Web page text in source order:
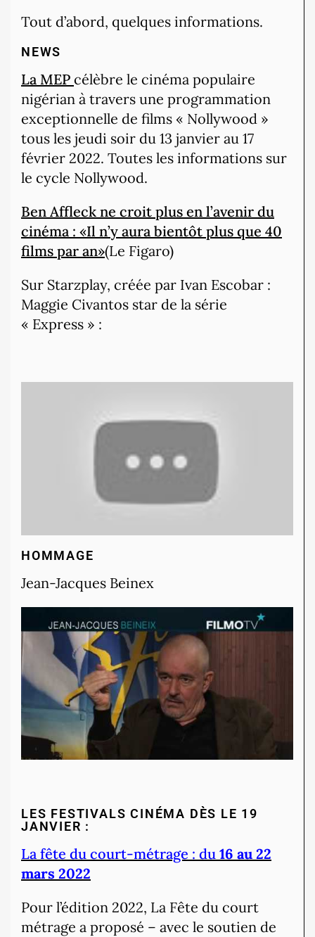
Tout d’abord, quelques informations.
NEWS
La MEP célèbre le cinéma populaire
nigérian à travers une programmation
exceptionnelle de films « Nollywood »
tous les jeudi soir du 13 janvier au 17
février 2022. Toutes les informations sur
le cycle Nollywood.
Ben Affleck ne croit plus en l’avenir du
cinéma : «Il n’y aura bientôt plus que 40
films par an»(Le Figaro)
Sur Starzplay, créée par Ivan Escobar :
Maggie Civantos star de la série
« Express » :
HOMMAGE
Jean-Jacques Beinex
LES FESTIVALS CINÉMA DÈS LE 19
JANVIER :
La fête du court-métrage : du 16 au 22
mars 2022
Pour l’édition 2022, La Fête du court
métrage a proposé – avec le soutien de